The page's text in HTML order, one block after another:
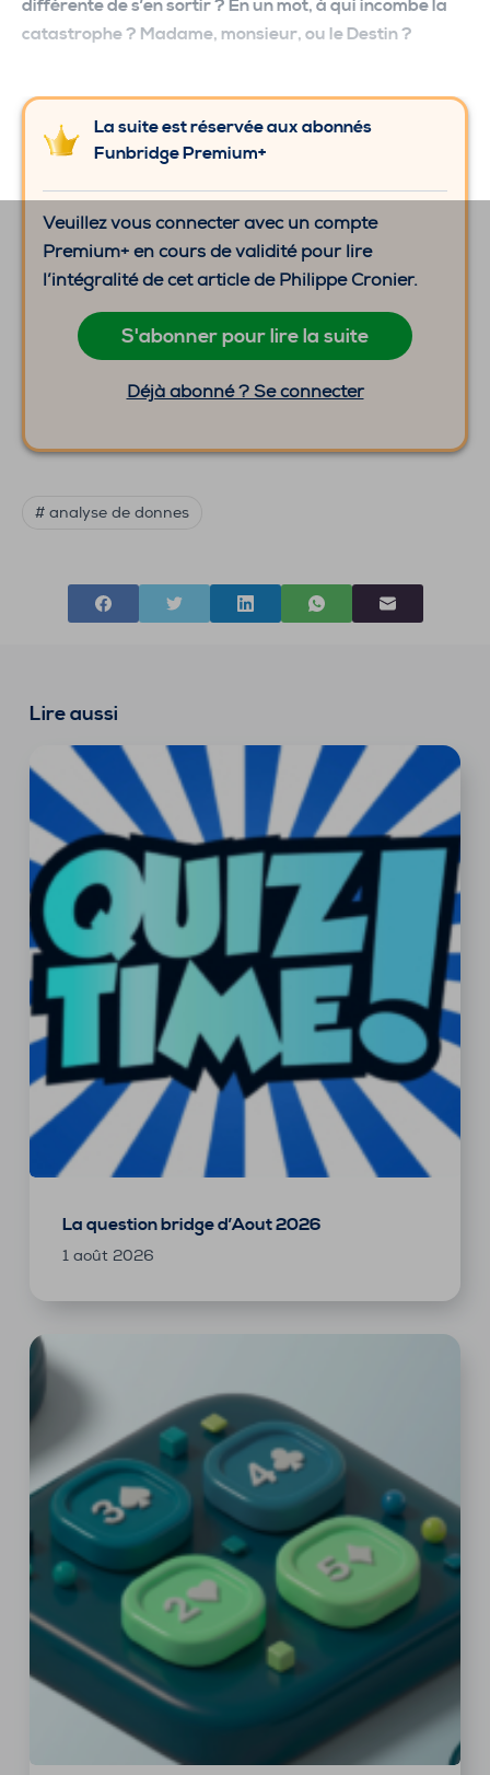
différente de s’en sortir ? En un mot, à qui incombe la
catastrophe ? Madame, monsieur, ou le Destin ?
La suite est réservée aux abonnés
Funbridge Premium+
Veuillez vous connecter avec un compte
Premium+ en cours de validité pour lire
l’intégralité de cet article de Philippe Cronier.
S'abonner pour lire la suite
Déjà abonné ? Se connecter
# analyse de donnes
Lire aussi
La question bridge d’Aout 2026
1 août 2026